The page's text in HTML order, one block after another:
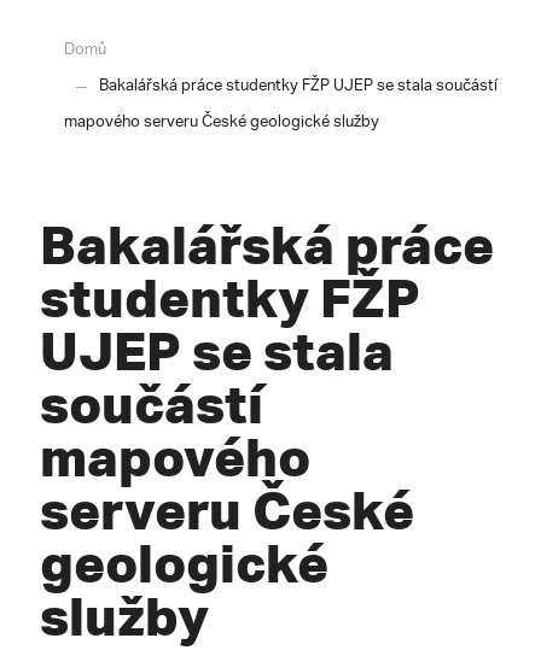
Domů
Bakalářská práce studentky FŽP UJEP se stala součástí
mapového serveru České geologické služby
Bakalářská práce
studentky FŽP
UJEP se stala
součástí
mapového
serveru České
geologické
služby